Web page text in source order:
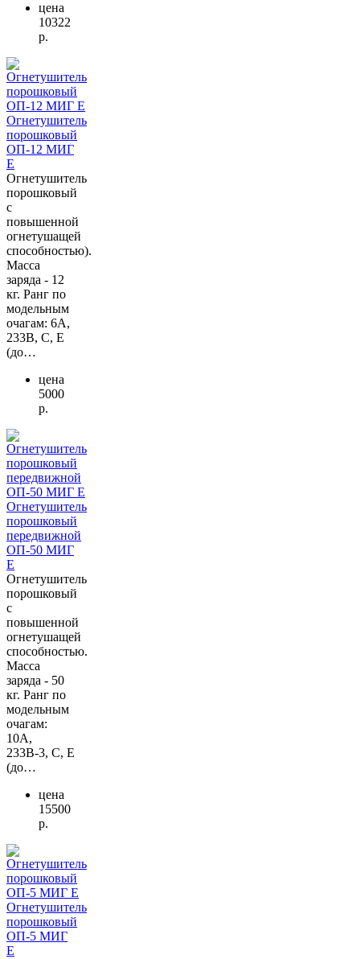
цена
10322
р.
Огнетушитель
порошковый
ОП-12 МИГ
Е
Огнетушитель
порошковый
с
повышенной
огнетушащей
способностью).
Масса
заряда - 12
кг. Ранг по
модельным
очагам: 6А,
233В, С, Е
(до…
цена
5000
р.
Огнетушитель
порошковый
передвижной
ОП-50 МИГ
Е
Огнетушитель
порошковый
с
повышенной
огнетушащей
способностью.
Масса
заряда - 50
кг. Ранг по
модельным
очагам:
10А,
233В-3, С, Е
(до…
цена
15500
р.
Огнетушитель
порошковый
ОП-5 МИГ
Е